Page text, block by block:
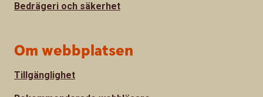
Bedrägeri och säkerhet
Om webbplatsen
Tillgänglighet